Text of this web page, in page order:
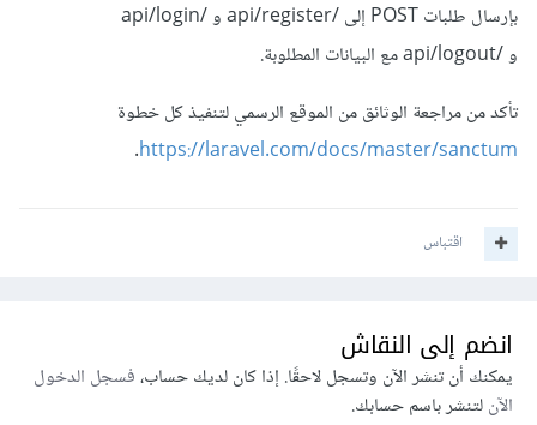
بإرسال طلبات POST إلى /api/register و /api/login
و /api/logout مع البيانات المطلوبة.
تأكد من مراجعة الوثائق من الموقع الرسمي لتنفيذ كل خطوة
https://laravel.com/docs/master/sanctum
.
اقتباس
انضم إلى النقاش
يمكنك أن تنشر الآن وتسجل لاحقًا. إذا كان لديك حساب،فسجل الدخول
الآنلتنشر باسم حسابك.